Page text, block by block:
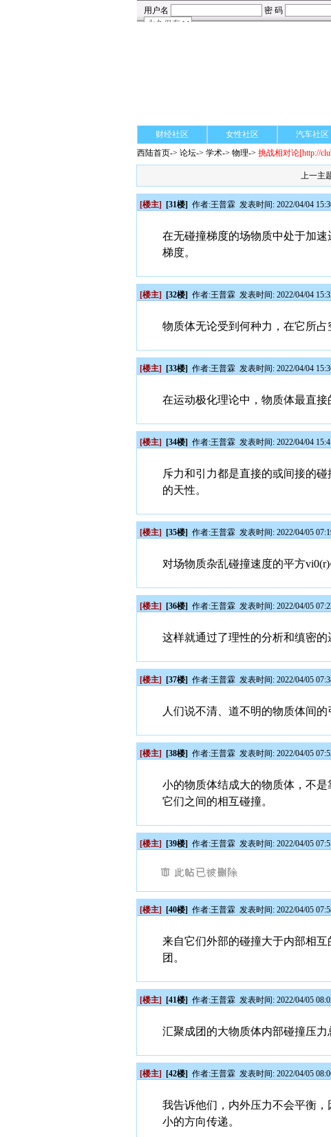
财经社区 女性社区 汽车社区
西陆首页-> 论坛-> 学术-> 物理-> 挑战相对论[http://
上一主
[楼主] [31楼] 作者:王普霖 发表时间: 2022/04/04
在无碰撞梯度的场物质中处于加
梯度。
[楼主] [32楼] 作者:王普霖 发表时间: 2022/04/04
物质体无论受到何种力，在它所占
[楼主] [33楼] 作者:王普霖 发表时间: 2022/04/04
在运动极化理论中，物质体最直接
[楼主] [34楼] 作者:王普霖 发表时间: 2022/04/04
斥力和引力都是直接的或间接的
的天性。
[楼主] [35楼] 作者:王普霖 发表时间: 2022/04/05
对场物质杂乱碰撞速度的平方
[楼主] [36楼] 作者:王普霖 发表时间: 2022/04/05
这样就通过了理性的分析和缜密的
[楼主] [37楼] 作者:王普霖 发表时间: 2022/04/05
人们说不清、道不明的物质体间
[楼主] [38楼] 作者:王普霖 发表时间: 2022/04/05
小的物质体结成大的物质体，不
它们之间的相互碰撞。
[楼主] [39楼] 作者:王普霖 发表时间: 2022/04/05
[楼主] [40楼] 作者:王普霖 发表时间: 2022/04/05
来自它们外部的碰撞大于内部相
团。
[楼主] [41楼] 作者:王普霖 发表时间: 2022/04/05
汇聚成团的大物质体内部碰撞压
[楼主] [42楼] 作者:王普霖 发表时间: 2022/04/05
我告诉他们，内外压力不会平衡
小的方向传递。